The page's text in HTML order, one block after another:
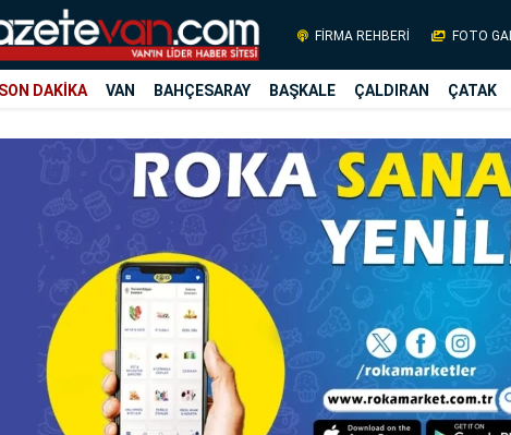
FİRMA REHBERİ FOTO
SON DAKİKA VAN BAHÇESARAY BAŞKALE ÇALDIRAN ÇATAK